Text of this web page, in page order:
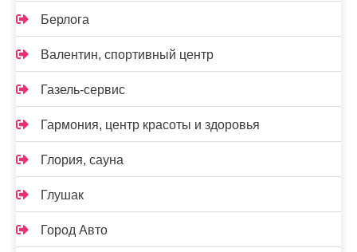
Берлога
Валентин, спортивный центр
Газель-сервис
Гармония, центр красоты и здоровья
Глория, сауна
Глушак
Город Авто